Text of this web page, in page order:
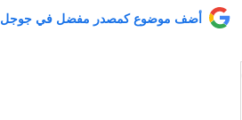
أضف موضوع كمصدر مفضل في جوجل